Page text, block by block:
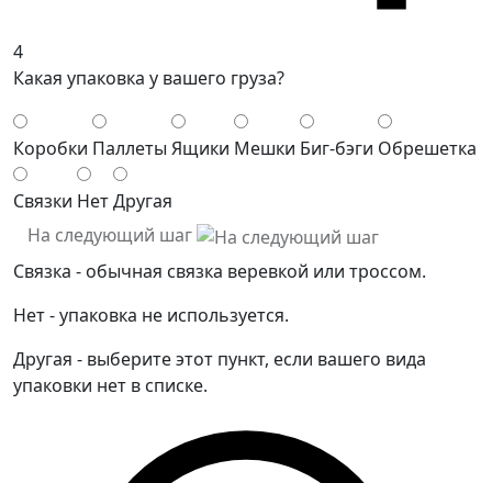
4
Какая упаковка у вашего груза?
Коробки Паллеты Ящики Мешки Биг-бэги Обрешетка
Связки НетДругая
На следующий шаг
Связка - обычная связка веревкой или троссом.
Нет - упаковка не используется.
Другая - выберите этот пункт, если вашего вида
упаковки нет в списке.